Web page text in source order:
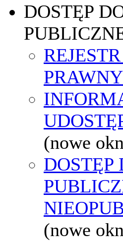
DOSTĘP
(nowe
DOSTĘP
(nowe